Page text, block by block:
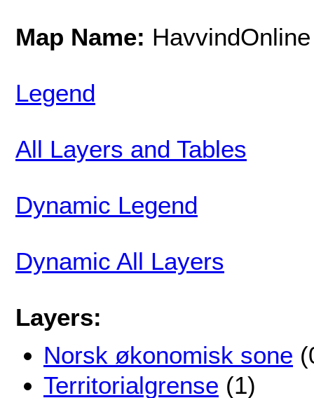
Map Name: HavvindOnline
Legend
All Layers and Tables
Dynamic Legend
Dynamic All Layers
Layers:
Norsk økonomisk sone
Territorialgrense (1)